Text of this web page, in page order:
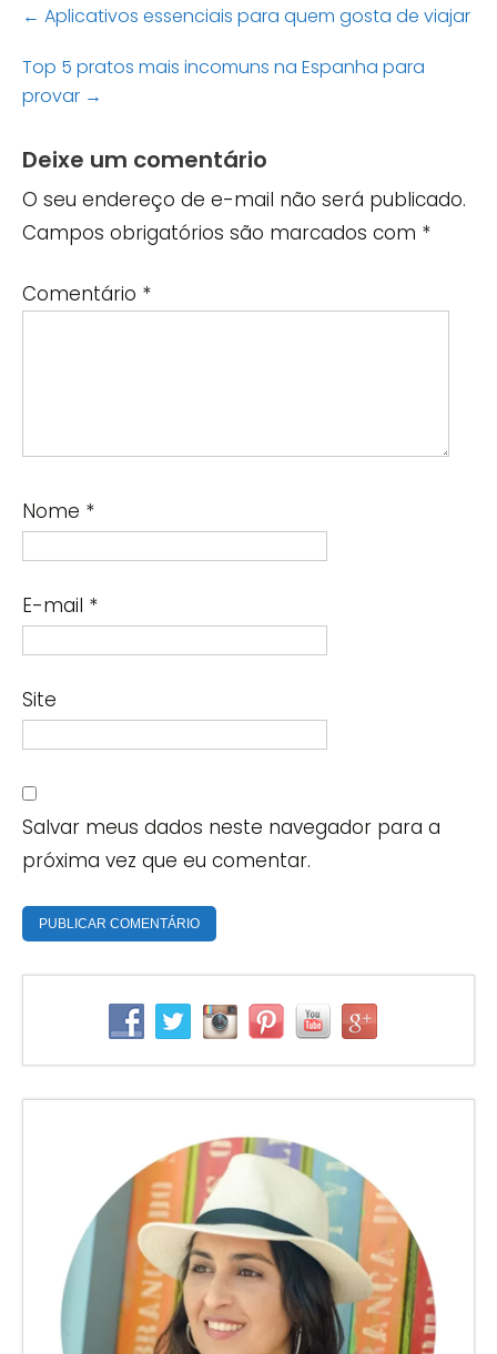
navigation
← Aplicativos essenciais para quem gosta de viajar
Top 5 pratos mais incomuns na Espanha para
provar →
Deixe um comentário
O seu endereço de e-mail não será publicado.
Campos obrigatórios são marcados com *
Comentário *
Nome *
E-mail *
Site
Salvar meus dados neste navegador para a
próxima vez que eu comentar.